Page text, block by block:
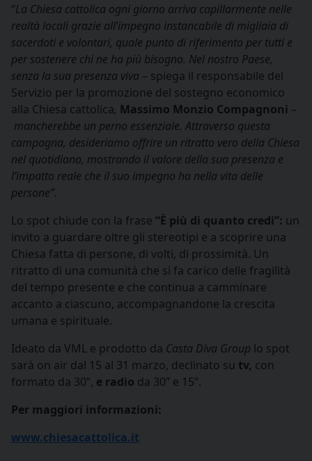
“La Chiesa cattolica ogni giorno arriva capillarmente nelle
realtà locali grazie all’impegno instancabile di migliaia di
sacerdoti e volontari, quale punto di riferimento per tutti e
per sostenere chi ne ha più bisogno. Nel nostro Paese,
senza la sua presenza viva – spiega il responsabile del
Servizio per la promozione del sostegno economico
alla Chiesa cattolica, Massimo Monzio Compagnoni –
mancherebbe un perno essenziale. Attraverso questa
campagna, desideriamo offrire un ritratto vero della Chiesa
nel quotidiano, mostrando il valore della sua presenza e
l’impatto reale che il suo impegno ha nella vita delle
persone”.
Lo spot chiude con la frase “È più di quanto credi”: un
invito a guardare oltre gli stereotipi e a scoprire una
Chiesa fatta di persone, di volti, di prossimità. Un
ritratto di una comunità che si fa carico delle fragilità
del tempo presente e che continua a camminare
accanto a ciascuno, accompagnandone la crescita
umana e spirituale.
Ideato da VML e prodotto da Casta Diva Group lo spot
sarà on air dal 15 al 31 marzo, declinato su tv, con
formato da 30”, e radio da 30” e 15”.
Per maggiori informazioni:
www.chiesacattolica.it